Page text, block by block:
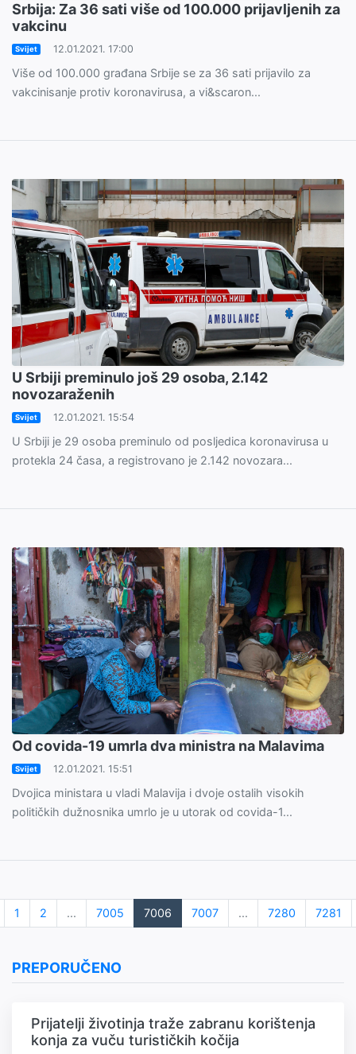
Srbija: Za 36 sati više od 100.000 prijavljenih za
vakcinu
Svijet 12.01.2021. 17:00
Više od 100.000 građana Srbije se za 36 sati prijavilo za
vakcinisanje protiv koronavirusa, a vi&scaron...
U Srbiji preminulo još 29 osoba, 2.142
novozaraženih
Svijet 12.01.2021. 15:54
U Srbiji je 29 osoba preminulo od posljedica koronavirusa u
protekla 24 časa, a registrovano je 2.142 novozara...
Od covida-19 umrla dva ministra na Malavima
Svijet 12.01.2021. 15:51
Dvojica ministara u vladi Malavija i dvoje ostalih visokih
političkih dužnosnika umrlo je u utorak od covida-1...
1 2 ... 7005 7006 7007 ... 7280 7281
PREPORUČENO
Prijatelji životinja traže zabranu korištenja
konja za vuču turističkih kočija